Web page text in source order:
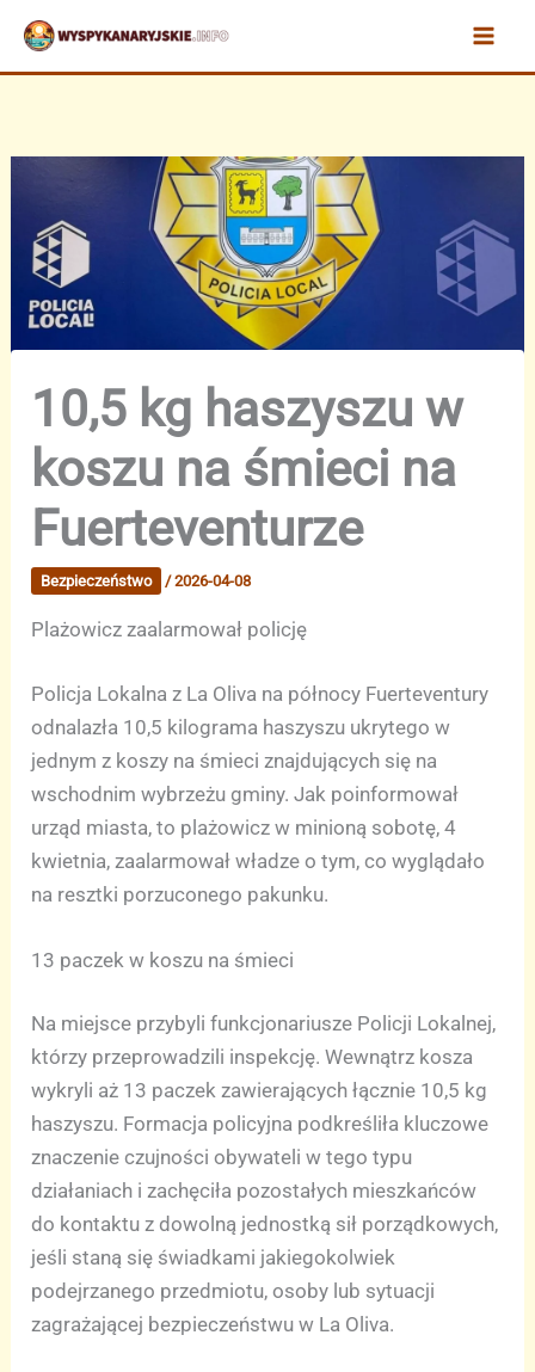
Przejdź
treści
10,5 kg haszyszu w
koszu na śmieci na
Fuerteventurze
Bezpieczeństwo /2026-04-08
Plażowicz zaalarmował policję
Policja Lokalna z La Oliva na północy Fuerteventury
odnalazła 10,5 kilograma haszyszu ukrytego w
jednym z koszy na śmieci znajdujących się na
wschodnim wybrzeżu gminy. Jak poinformował
urząd miasta, to plażowicz w minioną sobotę, 4
kwietnia, zaalarmował władze o tym, co wyglądało
na resztki porzuconego pakunku.
13 paczek w koszu na śmieci
Na miejsce przybyli funkcjonariusze Policji Lokalnej,
którzy przeprowadzili inspekcję. Wewnątrz kosza
wykryli aż 13 paczek zawierających łącznie 10,5 kg
haszyszu. Formacja policyjna podkreśliła kluczowe
znaczenie czujności obywateli w tego typu
działaniach i zachęciła pozostałych mieszkańców
do kontaktu z dowolną jednostką sił porządkowych,
jeśli staną się świadkami jakiegokolwiek
podejrzanego przedmiotu, osoby lub sytuacji
zagrażającej bezpieczeństwu w La Oliva.